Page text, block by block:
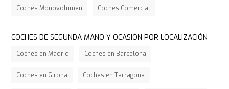
Coches Monovolumen Coches Comercial
COCHES DE SEGUNDA MANO Y OCASIÓN POR LOCALIZACIÓN
Coches en Madrid Coches en Barcelona
Coches en Girona Coches en Tarragona